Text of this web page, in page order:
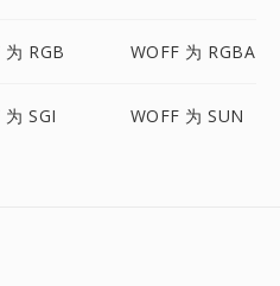
为 RGB WOFF 为 RGBA
为 SGI WOFF 为 SUN